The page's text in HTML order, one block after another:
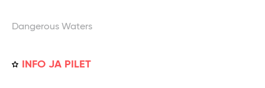
Dangerous Waters
INFO JA PILET